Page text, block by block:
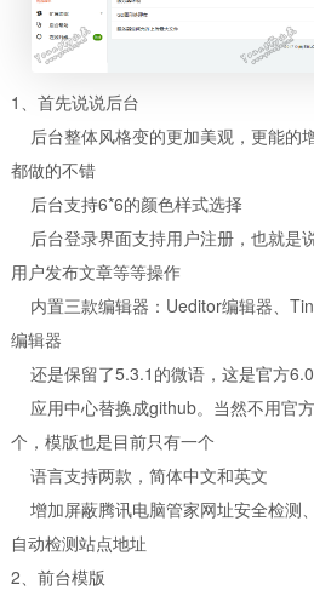
1、首先说说后台
后台整体风格变的更加美观，更能的
都做的不错
后台支持6*6的颜色样式选择
后台登录界面支持用户注册，也就是
用户发布文章等等操作
内置三款编辑器：Ueditor编辑器、
编辑器
还是保留了5.3.1的微语，这是官方6.0
应用中心替换成github。当然不用官
个，模版也是目前只有一个
语言支持两款，简体中文和英文
增加屏蔽腾讯电脑管家网址安全检测
自动检测站点地址
2、前台模版